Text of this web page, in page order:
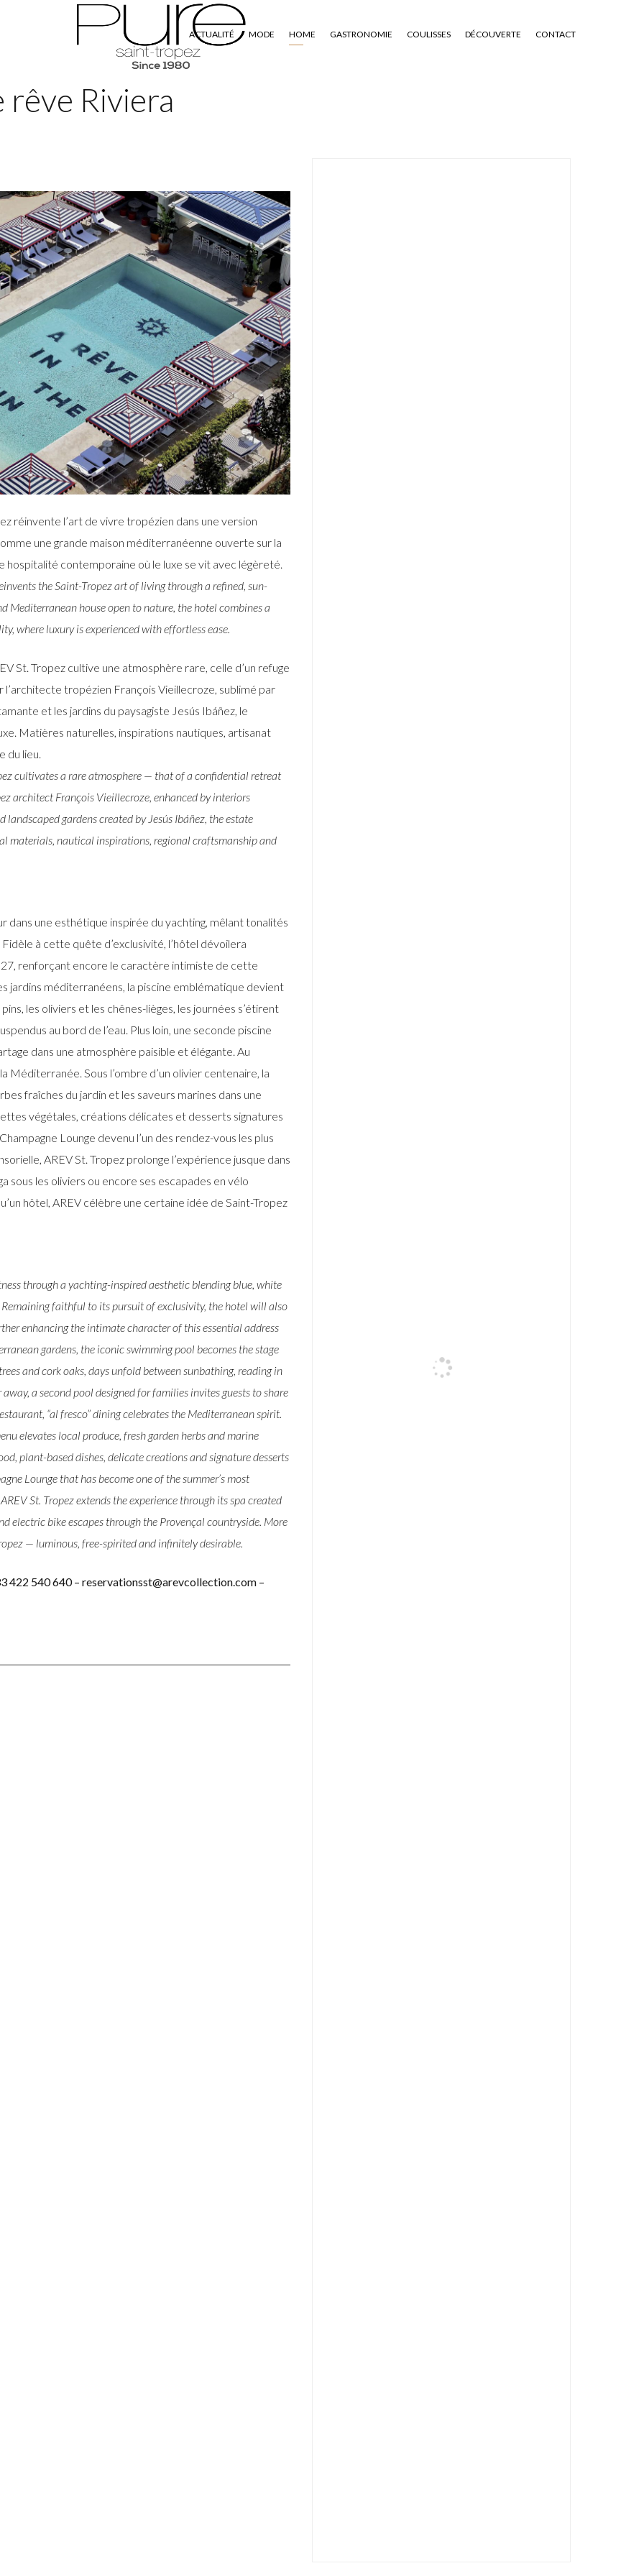
ACTUALITÉ MODE HOME GASTRONOMIE COULISSES DÉCOUVERTE CONTACT
rêve Riviera
réinvente l’art de vivre tropézien dans une version
une grande maison méditerranéenne ouverte sur la
hospitalité contemporaine où le luxe se vit avec légèreté.
the Saint-Tropez art of living through a refined, sun-
Mediterranean house open to nature, the hotel combines a
where luxury is experienced with effortless ease.
St. Tropez cultive une atmosphère rare, celle d’un refuge
tropézien François Vieillecroze, sublimé par
et les jardins du paysagiste Jesús Ibáñez, le
Matières naturelles, inspirations nautiques, artisanat
du lieu.
cultivates a rare atmosphere — that of a confidential retreat
architect François Vieillecroze, enhanced by interiors
gardens created by Jesús Ibáñez, the estate
materials, nautical inspirations, regional craftsmanship and
une esthétique inspirée du yachting, mêlant tonalités
à cette quête d’exclusivité, l’hôtel dévoilera
renforçant encore le caractère intimiste de cette
jardins méditerranéens, la piscine emblématique devient
les oliviers et les chênes-lièges, les journées s’étirent
au bord de l’eau. Plus loin, une seconde piscine
dans une atmosphère paisible et élégante. Au
Méditerranée. Sous l’ombre d’un olivier centenaire, la
fraîches du jardin et les saveurs marines dans une
végétales, créations délicates et desserts signatures
Lounge devenu l’un des rendez-vous les plus
AREV St. Tropez prolonge l’expérience jusque dans
sous les oliviers ou encore ses escapades en vélo
hôtel, AREV célèbre une certaine idée de Saint-Tropez
through a yachting-inspired aesthetic blending blue, white
faithful to its pursuit of exclusivity, the hotel will also
enhancing the intimate character of this essential address
gardens, the iconic swimming pool becomes the stage
and cork oaks, days unfold between sunbathing, reading in
a second pool designed for families invites guests to share
“al fresco” dining celebrates the Mediterranean spirit.
elevates local produce, fresh garden herbs and marine
plant-based dishes, delicate creations and signature desserts
Lounge that has become one of the summer’s most
St. Tropez extends the experience through its spa created
electric bike escapes through the Provençal countryside. More
— luminous, free-spirited and infinitely desirable.
422 540 640 – reservationsst@arevcollection.com –